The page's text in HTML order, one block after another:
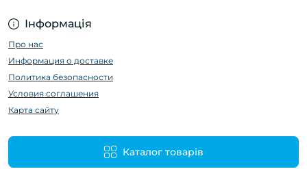
Інформація
Про нас
Информация о доставке
Политика безопасности
Условия соглашения
Карта сайту
Каталог товарів